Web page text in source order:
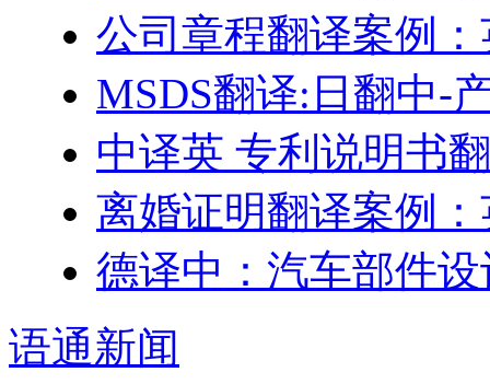
公司章程翻译案例
MSDS翻译:日翻中-
中译英 专利说明书
离婚证明翻译案例
德译中：汽车部件
语通新闻